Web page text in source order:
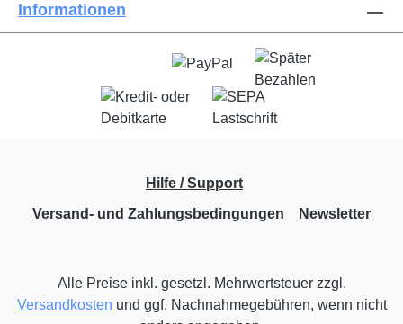
Informationen
Hilfe / Support
Versand- und Zahlungsbedingungen
Newsletter
Alle Preise inkl. gesetzl. Mehrwertsteuer zzgl.
Versandkosten und ggf. Nachnahmegebühren, wenn nicht